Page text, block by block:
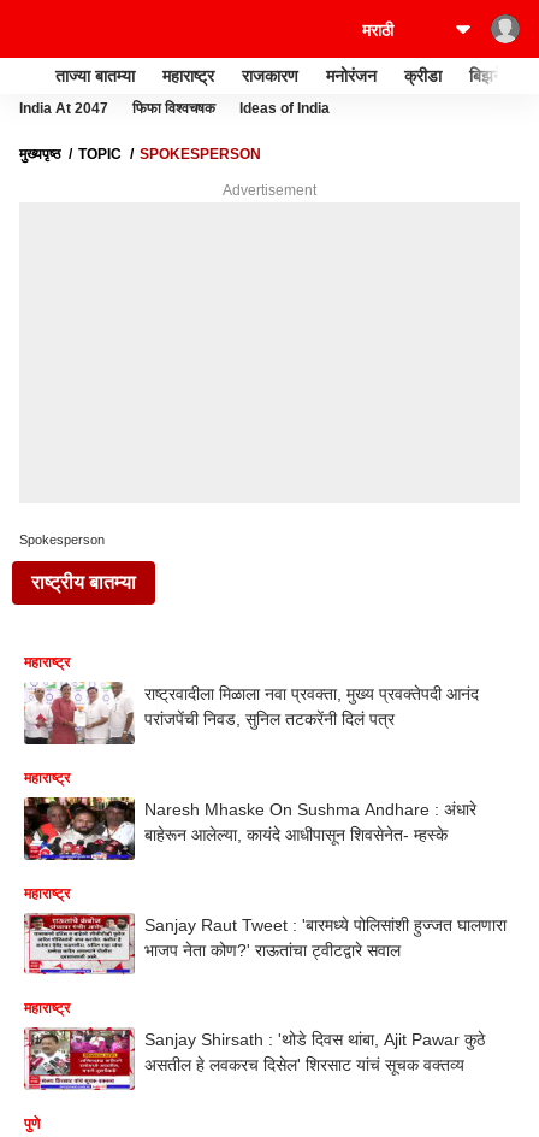
ताज्या बातम्या महाराष्ट्र राजकारण मनोरंजन क्रीडा बिझनेस
India At 2047 फिफा विश्वचषक Ideas of India
मुख्यपृष्ठ TOPIC SPOKESPERSON
Advertisement
Spokesperson
राष्ट्रीय बातम्या
महाराष्ट्र
राष्ट्रवादीला मिळाला नवा प्रवक्ता, मुख्य प्रवक्तेपदी आनंद
परांजपेंची निवड, सुनिल तटकरेंनी दिलं पत्र
महाराष्ट्र
Naresh Mhaske On Sushma Andhare : अंधारे
बाहेरून आलेल्या, कायंदे आधीपासून शिवसेनेत- म्हस्के
महाराष्ट्र
Sanjay Raut Tweet : 'बारमध्ये पोलिसांशी हुज्जत घालणारा
भाजप नेता कोण?' राऊतांचा ट्वीटद्वारे सवाल
महाराष्ट्र
Sanjay Shirsath : 'थोडे दिवस थांबा, Ajit Pawar कुठे
असतील हे लवकरच दिसेल' शिरसाट यांचं सूचक वक्तव्य
पुणे